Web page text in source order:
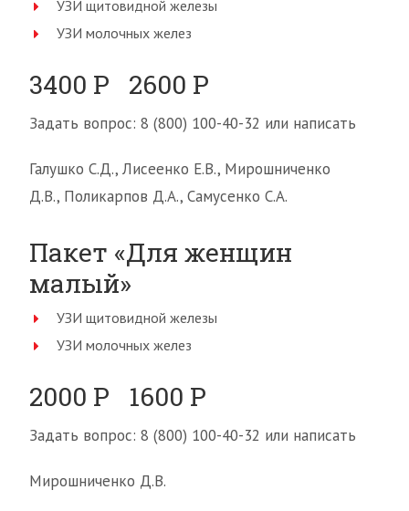
УЗИ щитовидной железы
УЗИ молочных желез
3400 Р 2600 Р
Задать вопрос: 8 (800) 100-40-32 или написать
Галушко С.Д., Лисеенко Е.В., Мирошниченко
Д.В., Поликарпов Д.А., Самусенко С.А.
Пакет «Для женщин
малый»
УЗИ щитовидной железы
УЗИ молочных желез
2000 Р 1600 Р
Задать вопрос: 8 (800) 100-40-32 или написать
Мирошниченко Д.В.